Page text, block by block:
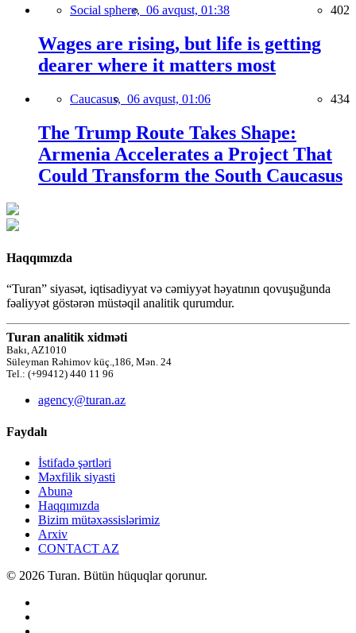
Social sphere, 06 avqust, 01:38 402
Wages are rising, but life is getting
dearer where it matters most
Caucasus, 06 avqust, 01:06 434
The Trump Route Takes Shape:
Armenia Accelerates a Project That
Could Transform the South Caucasus
Haqqımızda
“Turan” siyasət, iqtisadiyyat və cəmiyyət həyatının qovuşuğunda
fəaliyyət göstərən müstəqil analitik qurumdur.
Turan analitik xidməti
Bakı, AZ1010
Süleyman Rəhimov küç.,186, Mən. 24
Tel.: (+99412) 440 11 96
agency@turan.az
Faydalı
İstifadə şərtləri
Məxfilik siyasti
Abunə
Haqqımızda
Bizim mütəxəssislərimiz
Arxiv
CONTACT AZ
© 2026 Turan. Bütün hüquqlar qorunur.